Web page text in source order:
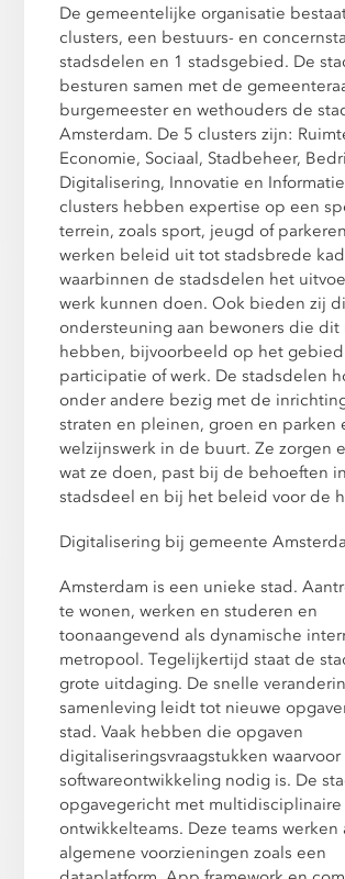
De gemeentelijke organisatie
clusters, een bestuurs- en
stadsdelen en 1 stadsgebied. De
besturen samen met de
burgemeester en wethouders de
Amsterdam. De 5 clusters zijn:
Economie, Sociaal, Stadbeheer,
Digitalisering, Innovatie en
clusters hebben expertise op een
terrein, zoals sport, jeugd of
werken beleid uit tot stadsbrede
waarbinnen de stadsdelen het
werk kunnen doen. Ook bieden zij
ondersteuning aan bewoners die
hebben, bijvoorbeeld op het gebied
participatie of werk. De stadsdelen
onder andere bezig met de
straten en pleinen, groen en parken
welzijnswerk in de buurt. Ze zorgen
wat ze doen, past bij de behoeften
stadsdeel en bij het beleid voor de
Digitalisering bij gemeente
Amsterdam is een unieke stad.
te wonen, werken en studeren en
toonaangevend als dynamische
metropool. Tegelijkertijd staat de
grote uitdaging. De snelle
samenleving leidt tot nieuwe
stad. Vaak hebben die opgaven
digitaliseringsvraagstukken waarvoor
softwareontwikkeling nodig is. De
opgavegericht met multidisciplinaire
ontwikkelteams. Deze teams werken
algemene voorzieningen zoals een